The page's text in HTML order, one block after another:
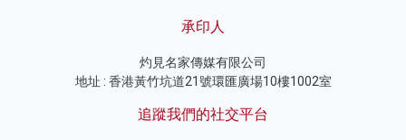
承印人
灼見名家傳媒有限公司
地址 : 香港黃竹坑道21號環匯廣場10樓1002室
追蹤我們的社交平台